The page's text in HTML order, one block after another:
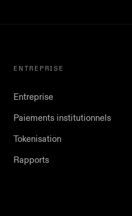
ENTREPRISE
Entreprise
Paiements institutionnels
Tokenisation
Rapports